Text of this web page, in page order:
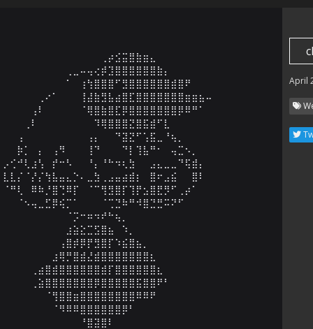
⠀⠀⠀⠀⠀⠀⠀⠀⠀⠀⠀⠀⠀⠀⢀⡴⣪⣭⣿⣷⣶⣄⠀⠀⠀⠀⠀⠀⠀⠀
⠀⠀⠀⠀⠀⠀⠀⠀⠀⢀⣀⠤⢤⢔⡾⣹⣿⣿⣿⣿⣿⣿⣷⡄⠀⠀⠀⠀⠀⠀
⠀⠀⠀⠀⠀⠀⠀⠀⠀⠁⠀⢰⢳⣿⣿⣿⠋⣻⣿⣿⣿⣿⣿⣿⣾⣿⠟⠀⠀⠀
⠀⠀⠀⠀⠀⢀⠔⠁⠀⠀⠀⢸⣼⣷⣻⣧⣴⣿⣏⣿⣿⣿⣿⣿⣿⣿⣶⣶⣦⠤
⠀⠀⠀⠀⢠⠇⠀⠀⠀⠀⠀⠈⢿⣿⣷⣿⣏⡿⣿⣿⣿⣿⣿⣿⣿⡿⠿⠛⠁⠀
⠀⠀⠀⢀⠇⠀⠀⠀⠀⠀⠀⠀⠀⠹⢿⣿⣿⣿⣝⣿⣯⣾⠋⣇⠀⠀⠀⠀⠀⠀
⠀⠀⢠⠀⠀⠀⠀⠀⠀⠀⠀⠀⢠⡄⠀⠀⠙⣽⣝⠋⢡⣯⣀⠘⢦⡀⠀⠀⠀⠀
⠀⠀⡷⡁⠀⡄⠀⢠⠻⠀⠀⠀⢸⠙⠀⠀⠀⠙⡇⢹⣧⠛⠂⠀⢤⣉⠢⡀⠀⠀
⡠⢊⠚⢇⣰⢣⠀⡞⠒⠣⠀⠀⠘⡄⠘⠓⠲⢆⣳⠀⠀⣠⣄⣀⣀⠙⢯⣾⡄⠀
⣇⣇⡌⠈⡜⡌⢳⣧⣤⣄⡑⠄⣀⣳⢀⣠⣤⣴⣾⡆⠀⣿⠖⣠⣮⠀⠀⣿⠇⠀
⠈⠛⢇⠀⠿⠷⡘⣿⢙⠿⡏⠀⠈⠉⢻⣻⣿⡏⢹⡟⣢⣿⣟⡻⠋⢀⡴⠁⠀⠀
⠀⠀⠈⠢⢤⣀⣋⡿⢮⡉⠁⠀⠀⠀⠈⢉⣙⠷⠛⠺⣿⣙⣛⠭⠝⠋⠀⠀⠀⠀
⠀⠀⠀⠀⠀⠀⠀⠀⠀⠈⡩⠒⠶⠲⠞⠓⢦⡀⠀⠀⠀⠀⠀⠀⠀⠀⠀⠀⠀⠀
⠀⠀⠀⠀⠀⠀⠀⠀⠀⣰⣵⣕⣉⣫⣿⣦⠀⠱⡀⠀⠀⠀⠀⠀⠀⠀⠀⠀⠀⠀
⠀⠀⠀⠀⠀⠀⠀⠀⢠⣿⡾⡿⡟⣻⣿⡏⠱⣮⣿⣦⡀⠀⠀⠀⠀⠀⠀⠀⠀⠀
⠀⠀⠀⠀⠀⠀⠀⣰⢿⡛⣿⣾⣜⣾⣿⣿⣿⣿⣿⣿⣿⣆⠀⠀⠀⠀⠀⠀⠀⠀
⠀⠀⠀⠀⢀⣴⣿⣾⣿⣿⣿⣿⣿⣿⣾⡏⣿⣿⣿⣿⣿⣿⣆⠀⠀⠀⠀⠀⠀⠀
⠀⠀⠀⠀⢀⣵⣿⣿⣿⣿⣿⣿⣿⡿⣿⣿⣿⣿⣿⣯⣿⣿⠟⠃⠀⠀⠀⠀⠀⠀
⠀⠀⠀⠀⠀⠀⠈⢻⣿⣿⣶⣿⣿⣿⣿⣿⣿⣿⣿⠿⠿⠟⠀⠀⠀⠀⠀⠀⠀⠀
⠀⠀⠀⠀⠀⠀⠀⠈⠻⠿⠿⣿⣿⣿⣿⣿⣿⡿⠃⠀⠀⠀⠀⠀⠀⠀⠀⠀⠀⠀
⠀⠀⠀⠀⠀⠀⠀⠀⠀⠀⠀⠘⣿⣽⣿⠇⠀⠀⠀⠀⠀⠀⠀⠀⠀⠀⠀⠀⠀⠀
April